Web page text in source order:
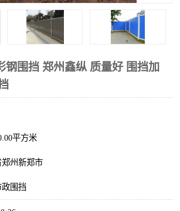
钢围挡 郑州鑫纵 质量好 围挡加
平方米
州新郑市
围挡